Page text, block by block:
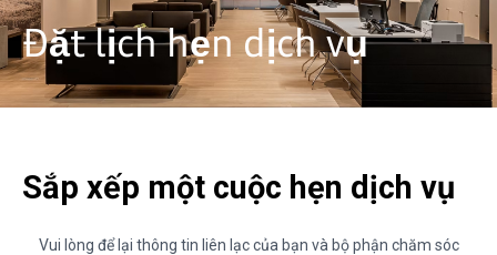
Đặt lịch hẹn dịch vụ
Sắp xếp một cuộc hẹn dịch vụ
Vui lòng để lại thông tin liên lạc của bạn và bộ phận chăm sóc